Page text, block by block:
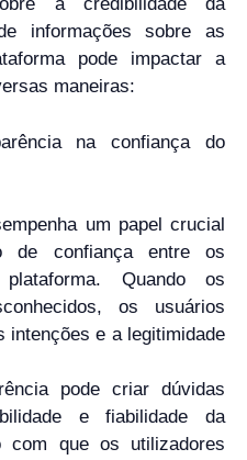
informações sobre as
pode impactar a
maneiras:
na confiança do
um papel crucial
de confiança entre os
Quando os
os usuários
intenções e a legitimidade
pode criar dúvidas
e fiabilidade da
com que os utilizadores